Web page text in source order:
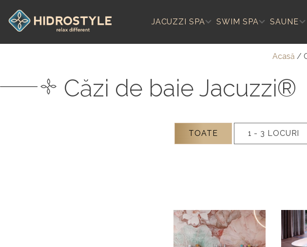
content
JACUZZI SPA SWIM SPA SAUNE
Acasă /
Căzi de baie Jacuzzi®
TOATE 1 - 3 LOCURI